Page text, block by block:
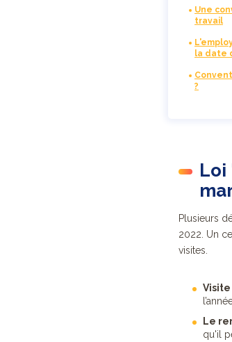
Une
travail
la date
?
Loi
Plusieurs
2022. Un
visites.
Le
qu'il